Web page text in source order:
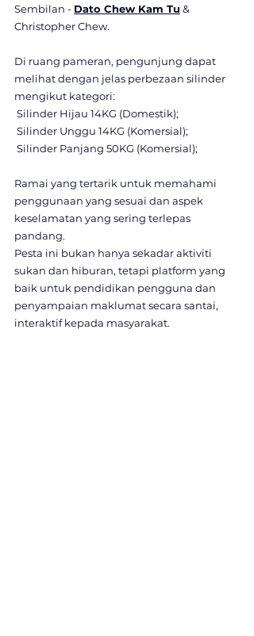
Sembilan - Dato Chew Kam Tu &
Christopher Chew.
Di ruang pameran, pengunjung dapat
melihat dengan jelas perbezaan silinder
mengikut kategori:
Silinder Hijau 14KG (Domestik);
Silinder Unggu 14KG (Komersial);
Silinder Panjang 50KG (Komersial);
Ramai yang tertarik untuk memahami
penggunaan yang sesuai dan aspek
keselamatan yang sering terlepas
pandang.
Pesta ini bukan hanya sekadar aktiviti
sukan dan hiburan, tetapi platform yang
baik untuk pendidikan pengguna dan
penyampaian maklumat secara santai,
interaktif kepada masyarakat.